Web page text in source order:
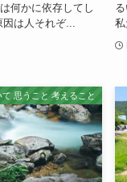
何かに依存してし
は人それぞ...
思うこと 考えること